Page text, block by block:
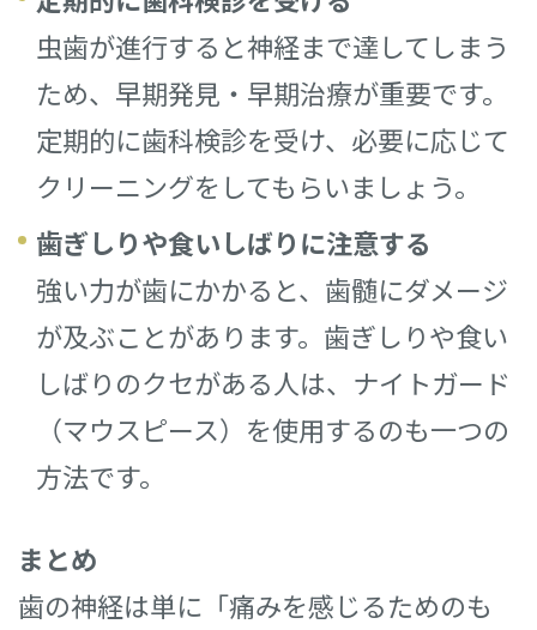
虫歯が進行すると神経まで達してしまう
ため、早期発見・早期治療が重要です。
定期的に歯科検診を受け、必要に応じて
クリーニングをしてもらいましょう。
歯ぎしりや食いしばりに注意する
強い力が歯にかかると、歯髄にダメージ
が及ぶことがあります。歯ぎしりや食い
しばりのクセがある人は、ナイトガード
（マウスピース）を使用するのも一つの
方法です。
まとめ
歯の神経は単に「痛みを感じるためのも